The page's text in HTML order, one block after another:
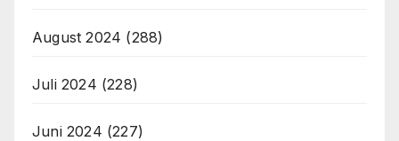
August 2024 (288)
Juli 2024 (228)
Juni 2024 (227)